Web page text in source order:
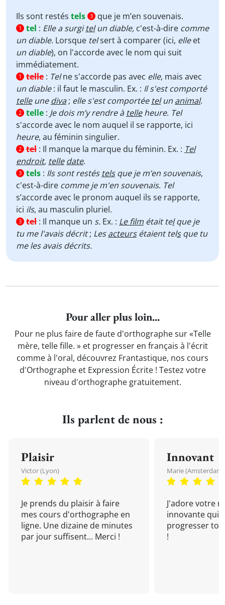
Ils sont restés tels 3 que je m’en souvenais.
1 tel : Elle a surgitelun diable, c'est-à-dire comme
un diable. Lorsque telsert à comparer (ici, elleet
un diable), on l'accorde avec le nom qui suit
immédiatement.
1 telle : Telne s'accorde pas avec elle, mais avec
un diable: il faut le masculin. Ex. : Il s'est comporté
telleunediva; elle s'est comportée telun animal.
2 telle : Je dois m’y rendre à telleheure. Tel
s'accorde avec le nom auquel il se rapporte, ici
heure, au féminin singulier.
2 tel : Il manque la marque du féminin. Ex. : Tel
endroit, telle date.
3 tels : Ils sont restés telsque je m’en souvenais,
c'est-à-dire comme je m'en souvenais. Tel
s’accorde avec le pronom auquel ils se rapporte,
ici ils, au masculin pluriel.
3 tel : Il manque un s. Ex. : Le film était telque je
tu me l'avais décrit; Lesacteursétaient telsque tu
me les avais décrits.
Pour aller plus loin...
Pour ne plus faire de faute d'orthographe sur «Telle
mère, telle fille. » et progresser en français à l'écrit
comme à l'oral, découvrez Frantastique, nos cours
d'Orthographe et Expression Écrite ! Testez votre
niveau d'orthographe gratuitement.
Ils parlent de nous :
Plaisir
Victor (Lyon)
Je prends du plaisir à faire
mes cours d'orthographe en
ligne. Une dizaine de minutes
par jour suffisent... Merci !
Innovant
Marie (Amsterdam)
J'adore votre
innovante qui
progresser
!